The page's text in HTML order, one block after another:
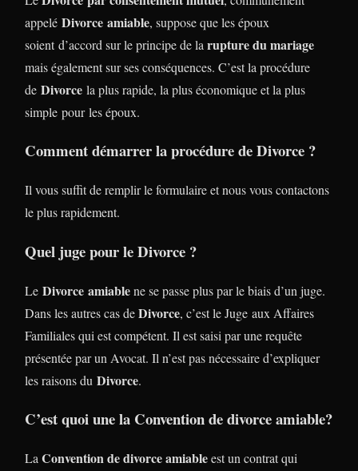
appelé Divorce amiable, suppose que les époux
soient d’accord sur le principe de la rupture du mariage
mais également sur ses conséquences. C’est la procédure
de Divorce la plus rapide, la plus économique et la plus
simple pour les époux.
Comment démarrer la procédure de Divorce ?
Il vous suffit de remplir le formulaire et nous vous contactons
le plus rapidement.
Quel juge pour le Divorce ?
Le Divorce amiablene se passe plus par le biais d’un juge.
Dans les autres cas deDivorce, c’est le Juge aux Affaires
Familiales qui est compétent. Il est saisi par une requête
présentée par un Avocat. Il n’est pas nécessaire d’expliquer
les raisons du Divorce.
C’est quoi une la Convention de divorce amiable?
La Convention de divorce amiableest un contrat qui